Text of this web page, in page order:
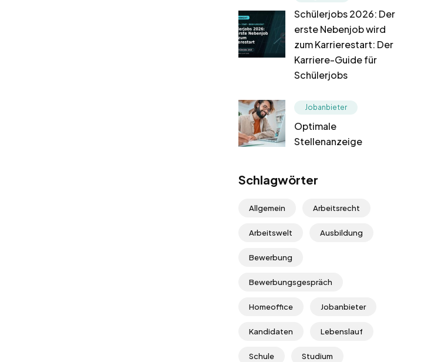
Schülerjobs 2026: Der
erste Nebenjob wird
zum Karrierestart: Der
Karriere-Guide für
Schülerjobs
Jobanbieter
Optimale
Stellenanzeige
Schlagwörter
Allgemein Arbeitsrecht
Arbeitswelt Ausbildung
Bewerbung
Bewerbungsgespräch
Homeoffice Jobanbieter
Kandidaten Lebenslauf
Schule Studium